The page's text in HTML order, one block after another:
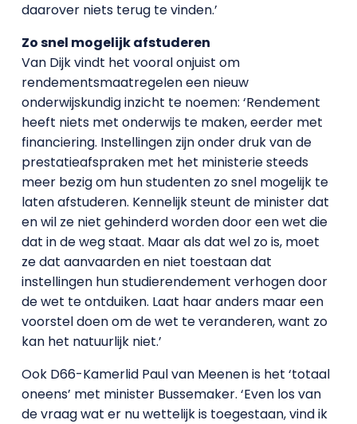
daarover niets terug te vinden.’
Zo snel mogelijk afstuderen
Van Dijk vindt het vooral onjuist om
rendementsmaatregelen een nieuw
onderwijskundig inzicht te noemen: ‘Rendement
heeft niets met onderwijs te maken, eerder met
financiering. Instellingen zijn onder druk van de
prestatieafspraken met het ministerie steeds
meer bezig om hun studenten zo snel mogelijk te
laten afstuderen. Kennelijk steunt de minister dat
en wil ze niet gehinderd worden door een wet die
dat in de weg staat. Maar als dat wel zo is, moet
ze dat aanvaarden en niet toestaan dat
instellingen hun studierendement verhogen door
de wet te ontduiken. Laat haar anders maar een
voorstel doen om de wet te veranderen, want zo
kan het natuurlijk niet.’
Ook D66-Kamerlid Paul van Meenen is het ‘totaal
oneens’ met minister Bussemaker. ‘Even los van
de vraag wat er nu wettelijk is toegestaan, vind ik